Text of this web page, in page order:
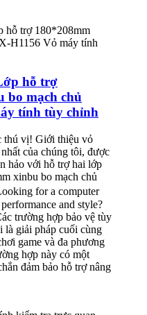
hỗ trợ
bo mạch chủ
tính tùy chỉnh
thú vị! Giới thiệu vỏ
của chúng tôi, được
hảo với hỗ trợ hai lớp
xinbu bo mạch chủ
for a computer
and style?
trường hợp bảo vệ tùy
là giải pháp cuối cùng
game và đa phương
hợp này có một
đảm bảo hỗ trợ nâng